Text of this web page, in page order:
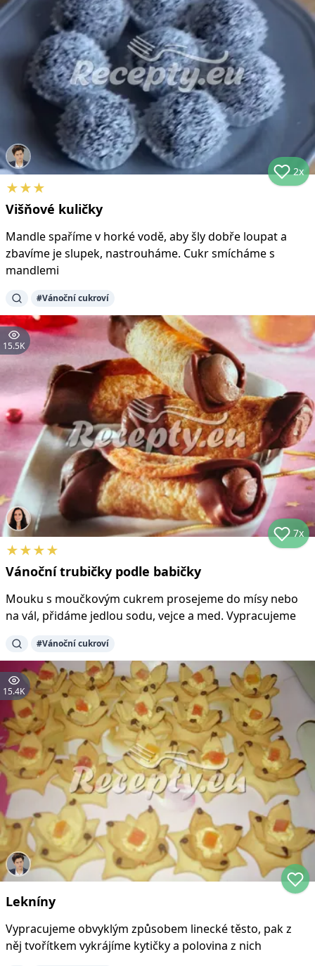
2x
★★★
Višňové kuličky
Mandle spaříme v horké vodě, aby šly dobře loupat a
zbavíme je slupek, nastrouháme. Cukr smícháme s
mandlemi
#Vánoční cukroví
15.5K
7x
★★★★
Vánoční trubičky podle babičky
Mouku s moučkovým cukrem prosejeme do mísy nebo
na vál, přidáme jedlou sodu, vejce a med. Vypracujeme
#Vánoční cukroví
15.4K
Lekníny
Vypracujeme obvyklým způsobem linecké těsto, pak z
něj tvořítkem vykrájíme kytičky a polovina z nich